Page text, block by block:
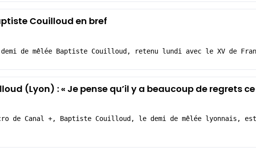
Couilloud en bref
de mêlée Baptiste Couilloud, retenu lundi avec le XV de
(Lyon) : « Je pense qu’il y a beaucoup de regrets ce
de Canal +, Baptiste Couilloud, le demi de mêlée lyonnais,